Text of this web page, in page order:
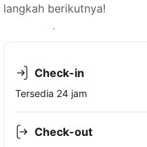
langkah berikutnya!
Lihat ketersediaan
Check-in
Tersedia 24 jam
Check-out